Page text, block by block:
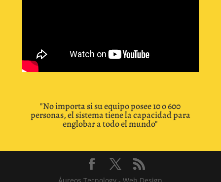
"No importa si su equipo posee 10 o 600
personas, el sistema tiene la capacidad para
englobar a todo el mundo"